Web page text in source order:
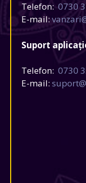
Telefon: 0730
E-mail:
Suport
Telefon: 0730
E-mail: